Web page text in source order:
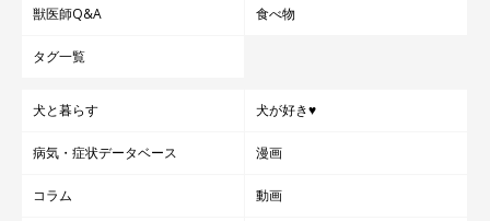
獣医師Q&A 食べ物
タグ一覧
犬と暮らす 犬が好き♥
病気・症状データベース 漫画
コラム 動画